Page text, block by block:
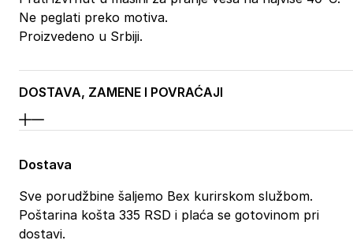
Ne peglati preko motiva.
Proizvedeno u Srbiji.
DOSTAVA, ZAMENE I POVRAĆAJI
Dostava
Sve porudžbine šaljemo Bex kurirskom službom.
Poštarina košta 335 RSD i plaća se gotovinom pri
dostavi.